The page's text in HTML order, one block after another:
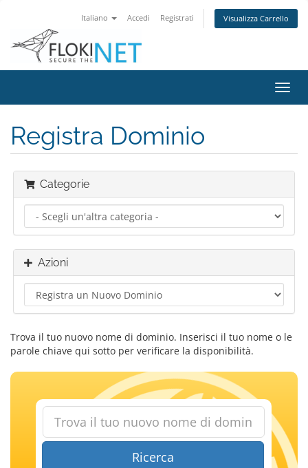
Italiano Accedi Registrati Visualizza Carrello
Attiva
Registra Dominio
Categorie
Azioni
Trova il tuo nuovo nome di dominio. Inserisci il tuo nome o le
parole chiave qui sotto per verificare la disponibilità.
Ricerca